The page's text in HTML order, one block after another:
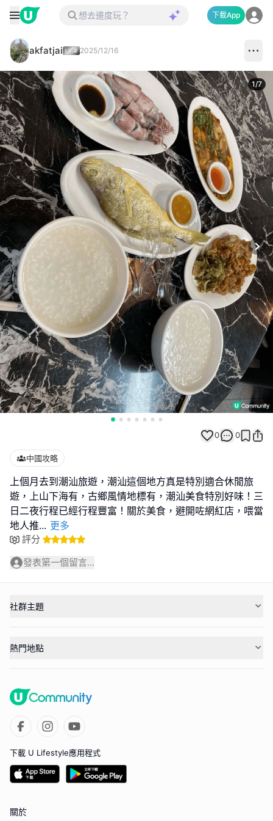
下載App
akfatjai 2025/12/16
1/7
0 0
中國攻略
上個月去到潮汕旅遊，潮汕這個地方真是特別適合休閒旅
遊，上山下海有，古鄉風情地標有，潮汕美食特別好味！三
日二夜行程已經行程豐富！關於美食，避開咗網紅店，喂當
地人推... 更多
評分
發表第一個留言...
社群主題
熱門地點
下載 U Lifestyle應用程式
關於